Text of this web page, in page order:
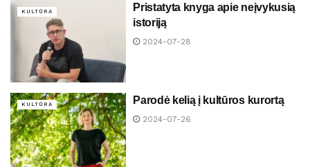
KULTŪRA
Pristatyta knyga apie neįvykusią
istoriją
2024-07-28
KULTŪRA Parodė kelią į kultūros kurortą
2024-07-26